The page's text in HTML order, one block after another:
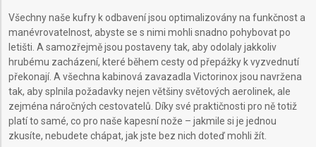
Všechny naše kufry k odbavení jsou optimalizovány na funkčnost a
manévrovatelnost, abyste se s nimi mohli snadno pohybovat po
letišti. A samozřejmě jsou postaveny tak, aby odolaly jakkoliv
hrubému zacházení, které během cesty od přepážky k vyzvednutí
překonají. A všechna kabinová zavazadla Victorinox jsou navržena
tak, aby splnila požadavky nejen většiny světových aerolinek, ale
zejména náročných cestovatelů. Díky své praktičnosti pro ně totiž
platí to samé, co pro naše kapesní nože – jakmile si je jednou
zkusíte, nebudete chápat, jak jste bez nich doteď mohli žít.